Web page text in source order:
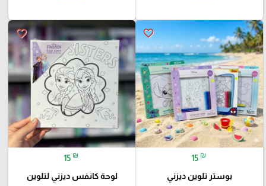
favorite_border
15 ₪
بوستر تلوين ديزني
favorite_border
15 ₪
لوحة كانفس ديزني لتلوين